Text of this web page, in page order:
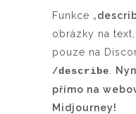
Funkce „
obrázky na
pouze na
/describe
přímo na
Midjourney!